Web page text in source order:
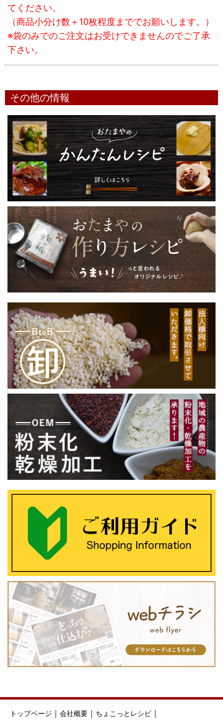
てください。
（商品小分け数＋10枚程度まででお願いします。）
※袋のみでのご注文はお受けできませんのでご了承
下さい。
その他の情報
トップページ ｜ 会社概要 ｜ ちょこっとレシピ ｜